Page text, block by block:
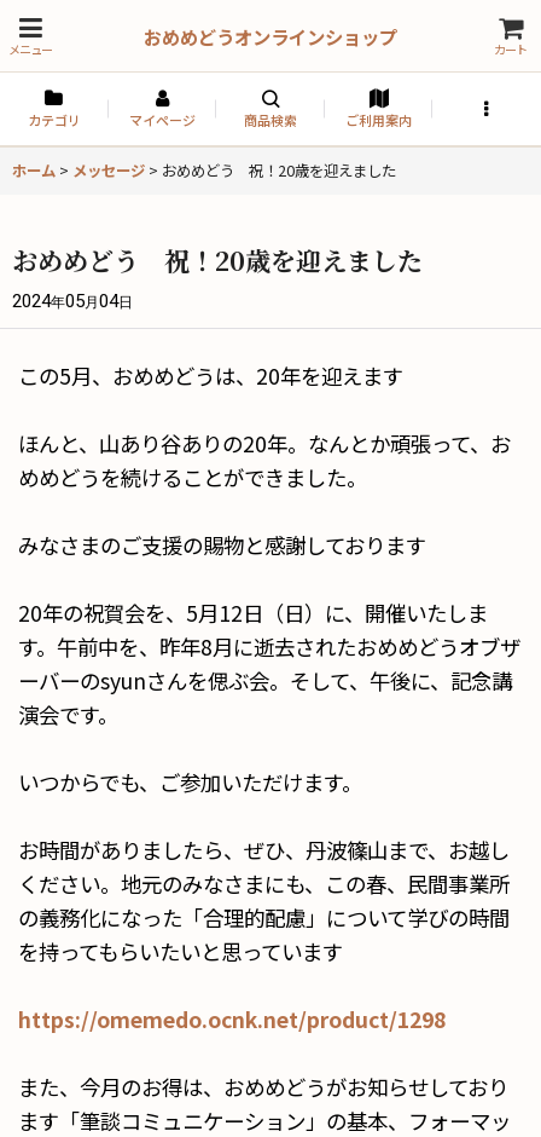
メニュー おめめどうオンラインショップ カート
カテゴリ マイページ 商品検索 ご利用案内
ホーム > メッセージ > おめめどう 祝！20歳を迎えました
おめめどう 祝！20歳を迎えました
2024年05月 04日
この5月、おめめどうは、20年を迎えます
ほんと、山あり谷ありの20年。なんとか頑張って、お
めめどうを続けることができました。
みなさまのご支援の賜物と感謝しております
20年の祝賀会を、5月12日（日）に、開催いたしま
す。午前中を、昨年8月に逝去されたおめめどうオブザ
ーバーのsyunさんを偲ぶ会。そして、午後に、記念講
演会です。
いつからでも、ご参加いただけます。
お時間がありましたら、ぜひ、丹波篠山まで、お越し
ください。地元のみなさまにも、この春、民間事業所
の義務化になった「合理的配慮」について学びの時間
を持ってもらいたいと思っています
https://omemedo.ocnk.net/product/1298
また、今月のお得は、おめめどうがお知らせしており
ます「筆談コミュニケーション」の基本、フォーマッ